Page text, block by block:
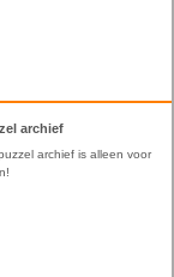
archief
archief is alleen voor